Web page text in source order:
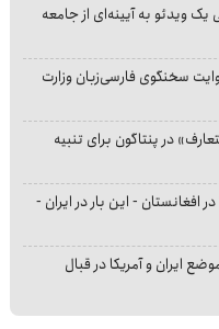
ویدئو به آیینه‌ای از جامعه
سخنگوی فارسی‌زبان وزارت
در پنتاگون برای تنبیه
افغانستان - این بار در ایران -
ایران و آمریکا در قبال